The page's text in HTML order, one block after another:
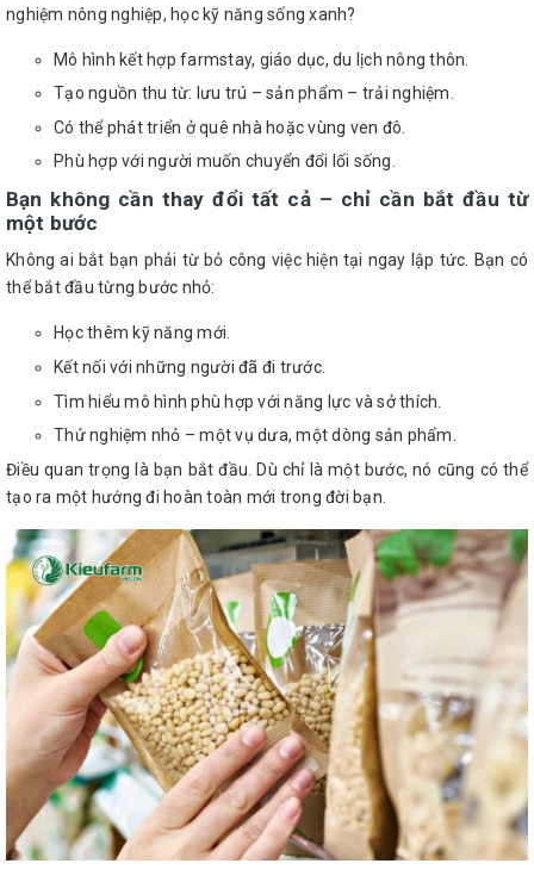
nghiệm nông nghiệp, học kỹ năng sống xanh?
Mô hình kết hợp farmstay, giáo dục, du lịch nông thôn.
Tạo nguồn thu từ: lưu trú – sản phẩm – trải nghiệm.
Có thể phát triển ở quê nhà hoặc vùng ven đô.
Phù hợp với người muốn chuyển đổi lối sống.
Bạn không cần thay đổi tất cả – chỉ cần bắt đầu từ
một bước
Không ai bắt bạn phải từ bỏ công việc hiện tại ngay lập tức. Bạn có
thể bắt đầu từng bước nhỏ:
Học thêm kỹ năng mới.
Kết nối với những người đã đi trước.
Tìm hiểu mô hình phù hợp với năng lực và sở thích.
Thử nghiệm nhỏ – một vụ dưa, một dòng sản phẩm.
Điều quan trọng là bạn bắt đầu. Dù chỉ là một bước, nó cũng có thể
tạo ra một hướng đi hoàn toàn mới trong đời bạn.